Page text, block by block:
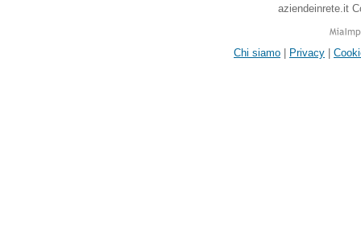
aziendeinrete.it
Chi siamo | Privacy |